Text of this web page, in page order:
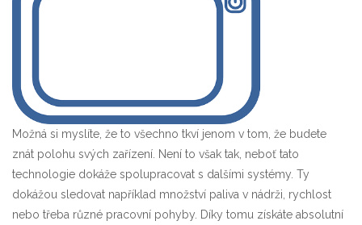
Možná si myslíte, že to všechno tkví jenom v tom, že budete
znát polohu svých zařízení. Není to však tak, neboť tato
technologie dokáže spolupracovat s dalšími systémy. Ty
dokážou sledovat například množství paliva v nádrži, rychlost
nebo třeba různé pracovní pohyby. Díky tomu získáte absolutní